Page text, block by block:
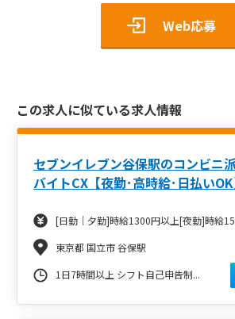
Web応募
この求人に似ている求人情報
セブンイレブン谷保駅のコンビニ
バイトCX【夜勤･高時給･日払いOK
[日勤｜夕勤]時給1300円以上[夜勤]時給
東京都 国立市 谷保駅
1日7時間以上 シフト自己申告制...